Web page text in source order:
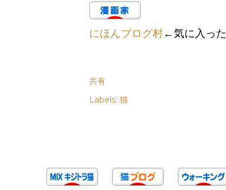
にほんブログ村←気に入っ
共有
Labels: 猫